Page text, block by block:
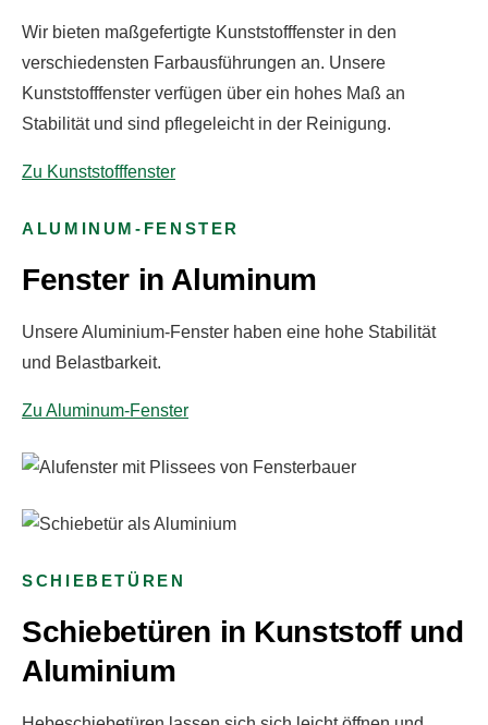
Wir bieten maßgefertigte Kunststofffenster in den
verschiedensten Farbausführungen an. Unsere
Kunststofffenster verfügen über ein hohes Maß an
Stabilität und sind pflegeleicht in der Reinigung.
Zu Kunststofffenster
ALUMINUM-FENSTER
Fenster in Aluminum
Unsere Aluminium-Fenster haben eine hohe Stabilität
und Belastbarkeit.
Zu Aluminum-Fenster
SCHIEBETÜREN
Schiebetüren in Kunststoff und
Aluminium